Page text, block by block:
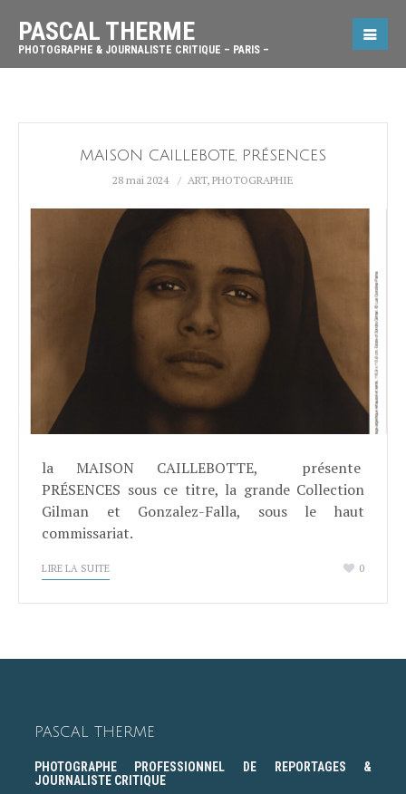
PASCAL THERME
PHOTOGRAPHE & JOURNALISTE CRITIQUE – PARIS –
MAISON CAILLEBOTE, PRÉSENCES
28 mai 2024 ART, PHOTOGRAPHIE
la MAISON CAILLEBOTTE, présente
PRÉSENCES sous ce titre, la grande Collection
Gilman et Gonzalez-Falla, sous le haut
commissariat.
LIRE LA SUITE 0
PASCAL THERME
PHOTOGRAPHE PROFESSIONNEL DE REPORTAGES &
JOURNALISTE CRITIQUE